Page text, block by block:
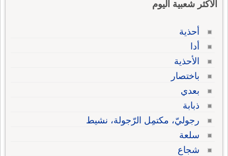
الاكثر شعبية اليوم
أحذية
أدا
الأحذية
باختصار
بعدي
ذبابة
رجوليّ، مكتمِل الرّجولة، نشيط
سلعة
شجاع